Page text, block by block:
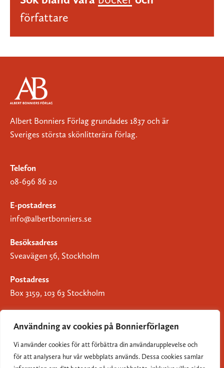
Användning av cookies på Bonnierförlagen
Vi använder cookies för att förbättra din användarupplevelse och
för att analysera hur vår webbplats används. Dessa cookies samlar
författare
Albert Bonniers Förlag grundades 1837 och är
Sveriges största skönlitterära förlag.
Telefon
08-696 86 20
E-postadress
info@albertbonniers.se
Besöksadress
Sveavägen 56, Stockholm
Postadress
Box 3159, 103 63 Stockholm
Om Bonnierförlagen
Cookies